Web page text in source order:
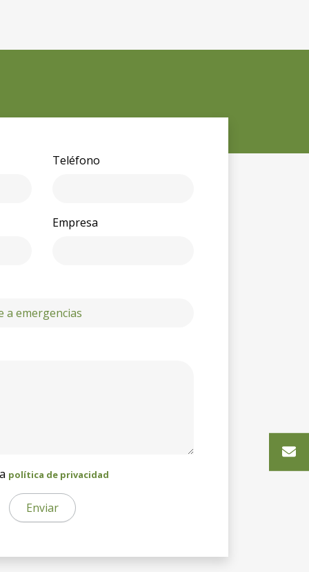
Teléfono
Empresa
política de privacidad